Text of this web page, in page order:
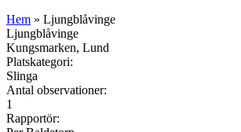
Hem » Ljungblåvinge
Ljungblåvinge
Kungsmarken, Lund
Platskategori:
Slinga
Antal observationer:
1
Rapportör: